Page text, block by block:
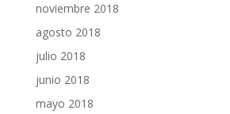
noviembre 2018
agosto 2018
julio 2018
junio 2018
mayo 2018